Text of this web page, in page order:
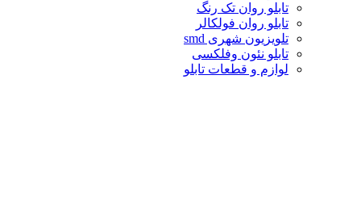
تابلو روان تک رنگ
تابلو روان فولكالر
تلويزيون شهرى smd
تابلو نئون وفلکسی
لوازم و قطعات تابلو